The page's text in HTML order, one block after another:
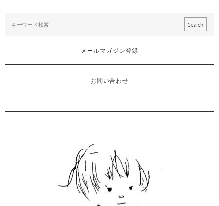
メールマガジン登録
お問い合わせ